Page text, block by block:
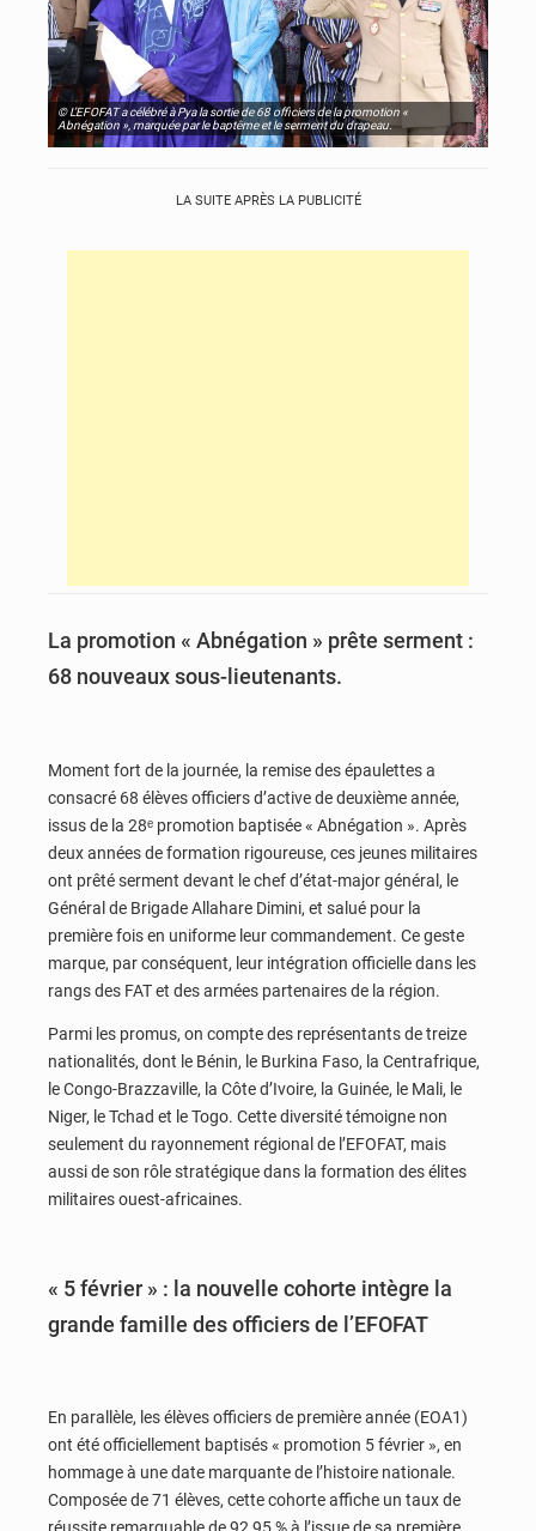
© L’EFOFAT a célébré à Pya la sortie de 68 officiers de la promotion «
Abnégation », marquée par le baptême et le serment du drapeau.
LA SUITE APRÈS LA PUBLICITÉ
La promotion « Abnégation » prête serment :
68 nouveaux sous-lieutenants.
Moment fort de la journée, la remise des épaulettes a
consacré 68 élèves officiers d’active de deuxième année,
issus de la 28ᵉ promotion baptisée « Abnégation ». Après
deux années de formation rigoureuse, ces jeunes militaires
ont prêté serment devant le chef d’état-major général, le
Général de Brigade Allahare Dimini, et salué pour la
première fois en uniforme leur commandement. Ce geste
marque, par conséquent, leur intégration officielle dans les
rangs des FAT et des armées partenaires de la région.
Parmi les promus, on compte des représentants de treize
nationalités, dont le Bénin, le Burkina Faso, la Centrafrique,
le Congo-Brazzaville, la Côte d’Ivoire, la Guinée, le Mali, le
Niger, le Tchad et le Togo. Cette diversité témoigne non
seulement du rayonnement régional de l’EFOFAT, mais
aussi de son rôle stratégique dans la formation des élites
militaires ouest-africaines.
« 5 février » : la nouvelle cohorte intègre la
grande famille des officiers de l’EFOFAT
En parallèle, les élèves officiers de première année (EOA1)
ont été officiellement baptisés « promotion 5 février », en
hommage à une date marquante de l’histoire nationale.
Composée de 71 élèves, cette cohorte affiche un taux de